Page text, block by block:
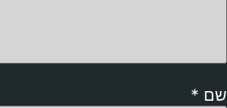
שם *